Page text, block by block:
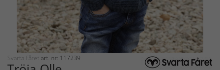
Svarta Fåret art. nr: 117239